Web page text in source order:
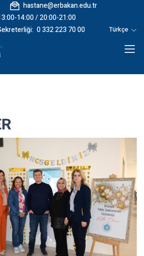
hastane@erbakan.edu.tr
14:00 / 20:00-21:00
0 332 223 70 00 Türkçe